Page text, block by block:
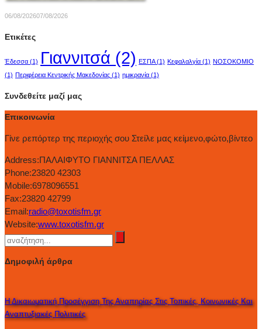
06/08/202607/08/2026
Ετικέτες
Έδεσσα (1) Γιαννιτσά (2) ΕΣΠΑ(1) Κεφαλαλγία (1) ΝΟΣΟΚΟΜΙΟ
(1) Περιφέρεια Κεντρικής Μακεδονίας (1) ημικρανία (1)
Συνδεθείτε μαζί μας
Επικοινωνία
Γίνε ρεπόρτερ της περιοχής σου Στείλε μας κείμενο,φώτο,βίντεο
Address:ΠΑΛΑΙΦΥΤΟ ΓΙΑΝΝΙΤΣΑ ΠΕΛΛΑΣ
Phone:23820 42303
Mobile:6978096551
Fax:23820 42799
Email:radio@toxotisfm.gr
Website:www.toxotisfm.gr
Δημοφιλή άρθρα
Η Δικαιωματική Προσέγγιση Της Αναπηρίας Στις Τοπικές, Κοινωνικές Και
Αναπτυξιακές Πολιτικές